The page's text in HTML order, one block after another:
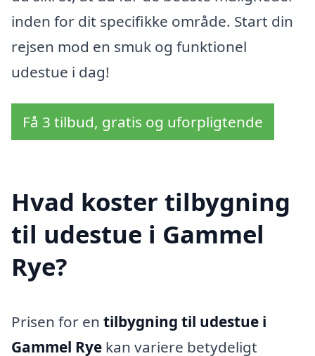
inden for dit specifikke område. Start din
rejsen mod en smuk og funktionel
udestue i dag!
Få 3 tilbud, gratis og uforpligtende
Hvad koster tilbygning
til udestue i Gammel
Rye?
Prisen for en tilbygning til udestue i
Gammel Rye kan variere betydeligt